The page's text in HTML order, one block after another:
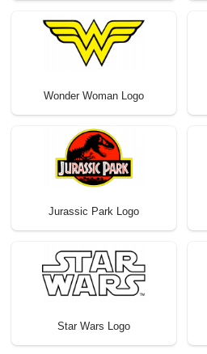
Wonder Woman Logo
Jurassic Park Logo
Star Wars Logo